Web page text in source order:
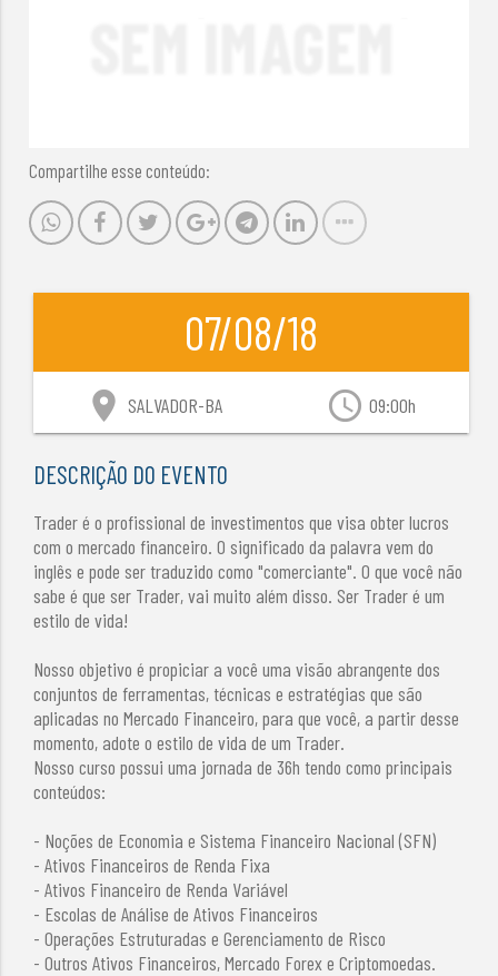
Compartilhe esse conteúdo:
07/08/18
access_time 09:00h
location_on SALVADOR-BA
DESCRIÇÃO DO EVENTO
Trader é o profissional de investimentos que visa obter lucros
com o mercado financeiro. O significado da palavra vem do
inglês e pode ser traduzido como "comerciante". O que você não
sabe é que ser Trader, vai muito além disso. Ser Trader é um
estilo de vida!
Nosso objetivo é propiciar a você uma visão abrangente dos
conjuntos de ferramentas, técnicas e estratégias que são
aplicadas no Mercado Financeiro, para que você, a partir desse
momento, adote o estilo de vida de um Trader.
Nosso curso possui uma jornada de 36h tendo como principais
conteúdos:
- Noções de Economia e Sistema Financeiro Nacional (SFN)
- Ativos Financeiros de Renda Fixa
- Ativos Financeiro de Renda Variável
- Escolas de Análise de Ativos Financeiros
- Operações Estruturadas e Gerenciamento de Risco
- Outros Ativos Financeiros, Mercado Forex e Criptomoedas.